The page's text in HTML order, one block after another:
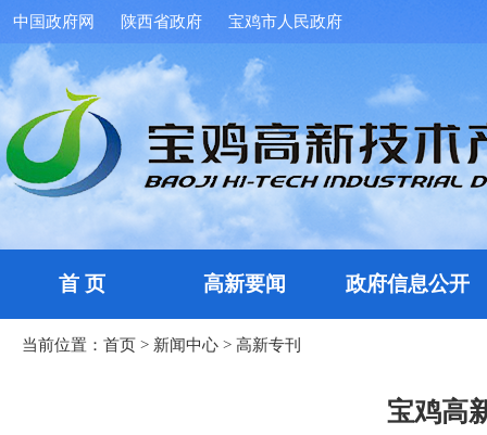
中国政府网 陕西省政府 宝鸡市人民政府
首 页 高新要闻 政府信息公开
当前位置： 首页 > 新闻中心 > 高新专刊
宝鸡高